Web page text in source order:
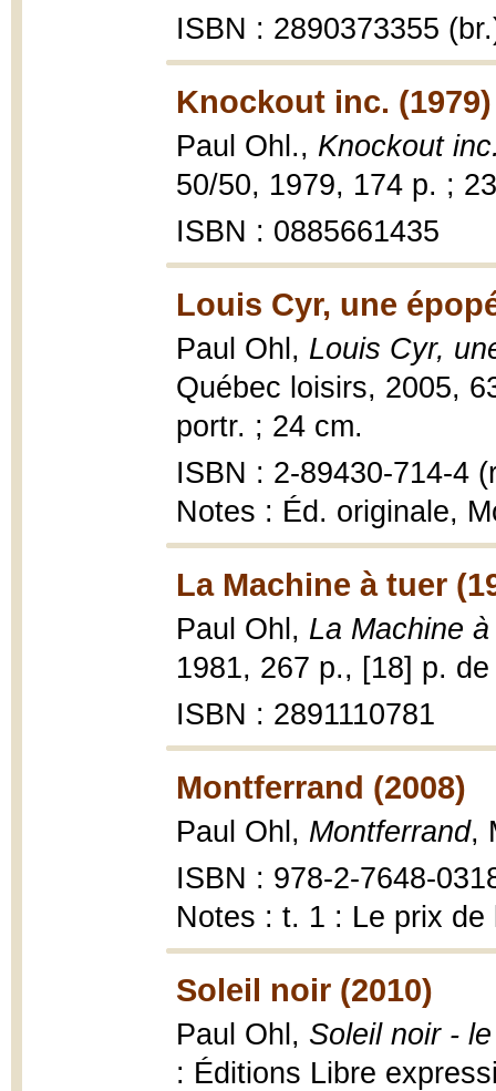
ISBN : 2890373355
Knockout inc. (1979)
Paul Ohl., Knockout
50/50, 1979, 174 p. ;
ISBN : 0885661435
Louis Cyr, une
Paul Ohl, Louis Cyr,
Québec loisirs, 2005,
portr. ; 24 cm.
ISBN : 2-89430-714-4
Notes : Éd. originale,
La Machine à tuer
Paul Ohl, La Machine
1981, 267 p., [18] p.
ISBN : 2891110781
Montferrand (2008)
Paul Ohl, Montferrand,
ISBN : 978-2-7648-
Notes : t. 1 : Le prix de
Soleil noir (2010)
Paul Ohl, Soleil noir -
: Éditions Libre